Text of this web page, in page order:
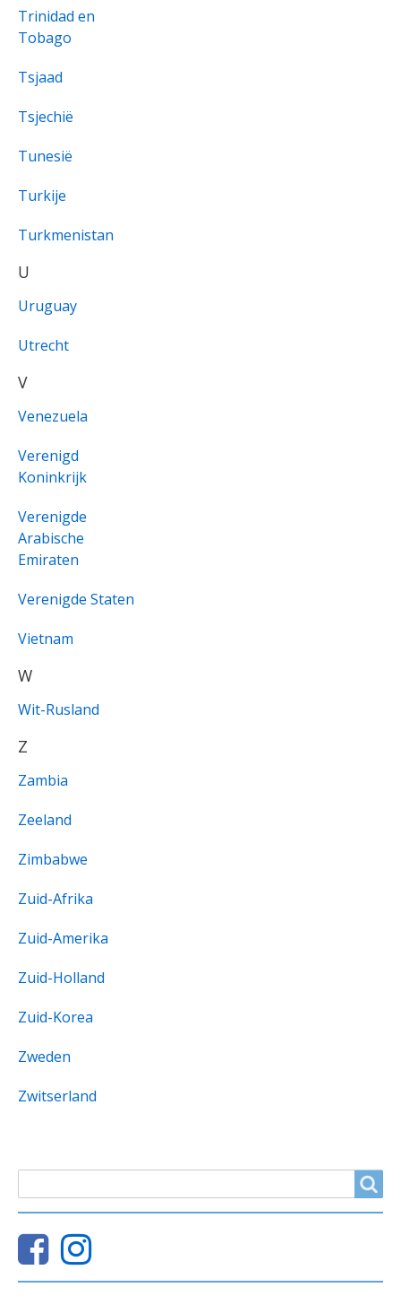
Trinidad en
Tobago
Tsjaad
Tsjechië
Tunesië
Turkije
Turkmenistan
U
Uruguay
Utrecht
V
Venezuela
Verenigd
Koninkrijk
Verenigde
Arabische
Emiraten
Verenigde Staten
Vietnam
W
Wit-Rusland
Z
Zambia
Zeeland
Zimbabwe
Zuid-Afrika
Zuid-Amerika
Zuid-Holland
Zuid-Korea
Zweden
Zwitserland
ZOEKVELD